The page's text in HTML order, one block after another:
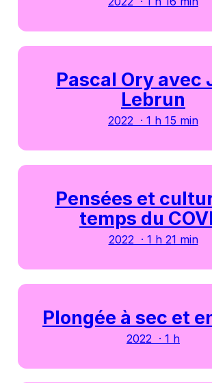
Pascal Ory avec
Lebrun
2022 · 1 h 15 min
Pensées et
temps du
2022 · 1 h 21 min
Plongée à sec et
2022 · 1 h